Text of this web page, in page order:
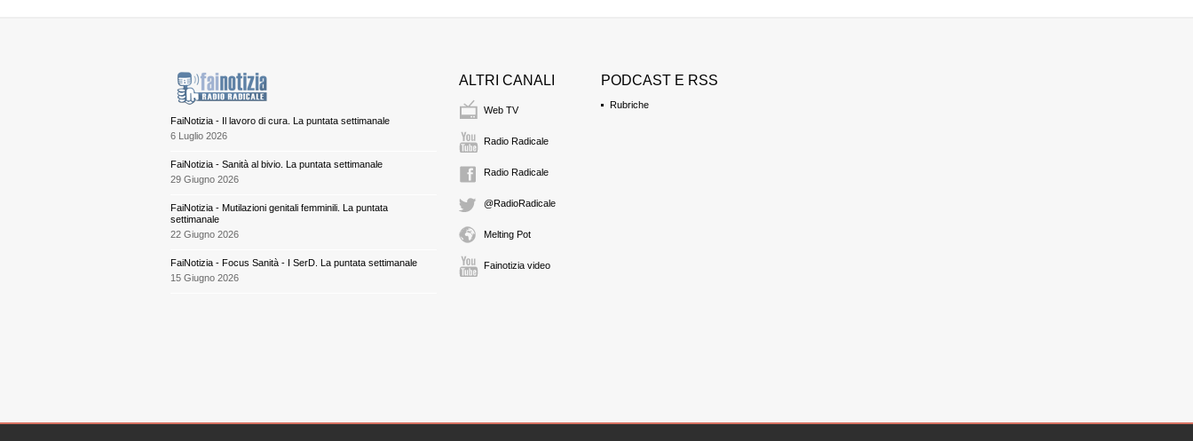
FaiNotizia - Il lavoro di cura. La puntata settimanale
6 Luglio 2026
FaiNotizia - Sanità al bivio. La puntata settimanale
29 Giugno 2026
FaiNotizia - Mutilazioni genitali femminili. La puntata
settimanale
22 Giugno 2026
FaiNotizia - Focus Sanità - I SerD. La puntata settimanale
15 Giugno 2026
ALTRI CANALI
Web TV
Radio Radicale
Radio Radicale
@RadioRadicale
Melting Pot
Fainotizia video
PODCAST E RSS
Rubriche